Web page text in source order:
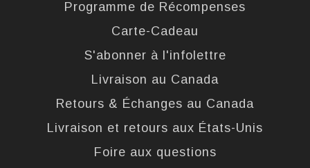
Programme de Récompenses
Carte-Cadeau
S'abonner à l'infolettre
Livraison au Canada
Retours & Échanges au Canada
Livraison et retours aux États-Unis
Foire aux questions